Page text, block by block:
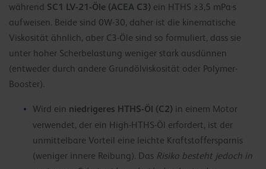
während SC1 LV-21-Öle (ACEA C3) ein HTHS ≥3,5 mPa·s
aufweisen. Beide sind 0W-30, daher ist die kinematische
Viskosität ähnlich, aber C3-Öle sind so formuliert, dass sie
unter hoher Scherbelastung weniger stark ausdünnen
(entweder durch andere Grundölviskosität oder Polymer-
Booster).
Wird ein niedrigeres HTHS-Öl (C2) in einem Motor
verwendet, der ein High-HTHS-Öl erfordert, ist der
unmittelbare Vorteil eine leichte Kraftstoffersparnis
(weniger innere Reibung). Das Risiko besteht jedoch in